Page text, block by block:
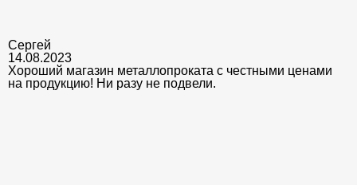
Сергей
14.08.2023
Хороший магазин металлопроката с честными ценами
на продукцию! Ни разу не подвели.